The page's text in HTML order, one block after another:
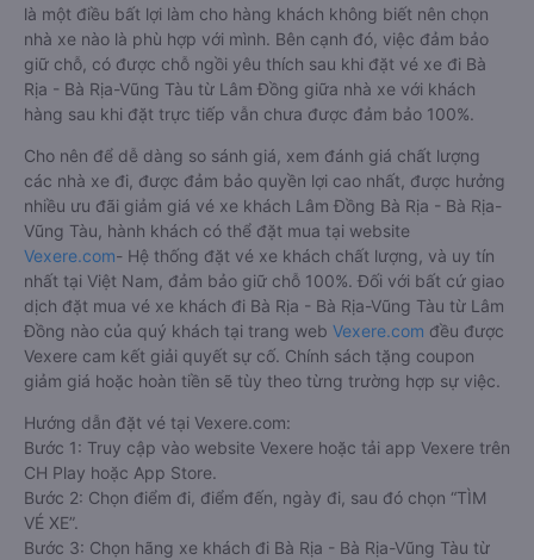
là một điều bất lợi làm cho hàng khách không biết nên chọn
nhà xe nào là phù hợp với mình. Bên cạnh đó, việc đảm bảo
giữ chỗ, có được chỗ ngồi yêu thích sau khi đặt vé xe đi Bà
Rịa - Bà Rịa-Vũng Tàu từ Lâm Đồng giữa nhà xe với khách
hàng sau khi đặt trực tiếp vẫn chưa được đảm bảo 100%.
Cho nên để dễ dàng so sánh giá, xem đánh giá chất lượng
các nhà xe đi, được đảm bảo quyền lợi cao nhất, được hưởng
nhiều ưu đãi giảm giá vé xe khách Lâm Đồng Bà Rịa - Bà Rịa-
Vũng Tàu, hành khách có thể đặt mua tại website
Vexere.com- Hệ thống đặt vé xe khách chất lượng, và uy tín
nhất tại Việt Nam, đảm bảo giữ chỗ 100%. Đối với bất cứ giao
dịch đặt mua vé xe khách đi Bà Rịa - Bà Rịa-Vũng Tàu từ Lâm
Đồng nào của quý khách tại trang web Vexere.com đều được
Vexere cam kết giải quyết sự cố. Chính sách tặng coupon
giảm giá hoặc hoàn tiền sẽ tùy theo từng trường hợp sự việc.
Hướng dẫn đặt vé tại Vexere.com:
Bước 1: Truy cập vào website Vexere hoặc tải app Vexere trên
CH Play hoặc App Store.
Bước 2: Chọn điểm đi, điểm đến, ngày đi, sau đó chọn “TÌM
VÉ XE”.
Bước 3: Chọn hãng xe khách đi Bà Rịa - Bà Rịa-Vũng Tàu từ